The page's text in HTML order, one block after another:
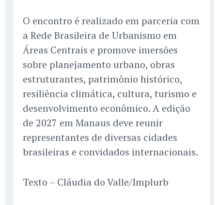
O encontro é realizado em parceria com
a Rede Brasileira de Urbanismo em
Áreas Centrais e promove imersões
sobre planejamento urbano, obras
estruturantes, patrimônio histórico,
resiliência climática, cultura, turismo e
desenvolvimento econômico. A edição
de 2027 em Manaus deve reunir
representantes de diversas cidades
brasileiras e convidados internacionais.
Texto – Cláudia do Valle/Implurb